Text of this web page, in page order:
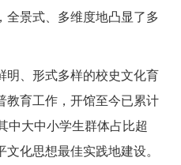
全景式、多维度地凸显了多
明、形式多样的校史文化育
教育工作，开馆至今已累计
中大中小学生群体占比超
化思想最佳实践地建设。